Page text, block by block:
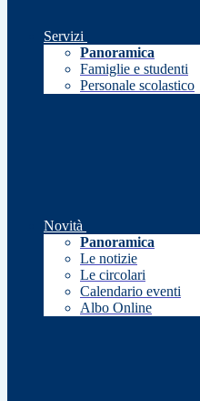
Servizi
Panoramica
Famiglie e studenti
Personale scolastico
Novità
Panoramica
Le notizie
Le circolari
Calendario eventi
Albo Online